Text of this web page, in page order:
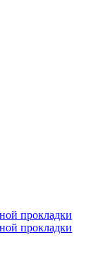
прокладки
прокладки